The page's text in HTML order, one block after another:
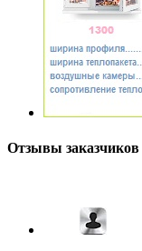
Отзывы заказчиков